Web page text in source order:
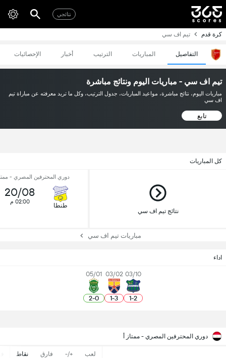
نتائجي
كرة قدم تيم اف سي
التفاصيل المباريات الترتيب أخبار الإحصائيات
تيم اف سي - مباريات اليوم ونتائج مباشرة
مباريات اليوم، نتائج مباشرة، مواعيد المباريات، جدول الترتيب، وكل ما تريد معرفته عن مباراة تيم
اف سي
تابع
كل المباريات
نتائج تيم اف سي
دوري المحترفين المصري -
طنطا
20/08
02:00 م
مباريات تيم اف سي
اداء
03/10
2
-
1
03/02
3
-
1
05/01
0
-
2
دوري المحترفين المصري - ممتاز أ
لعب +/- فارق نقاط